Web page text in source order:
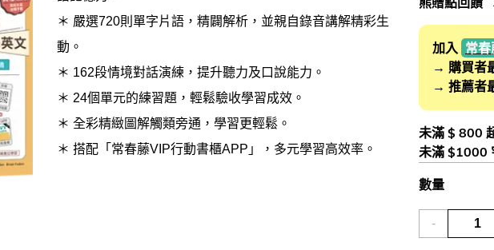
桌曆．月曆．行事曆
＊ 嚴選720則單字片語，精闢解析，並親自錄音講解精彩生
動。
＊ 162段情境對話演練，提升聽力及口說能力。
＊ 24個單元的練習題，輕鬆驗收學習成效。
＊ 全彩精緻圖解觸類旁通，學習更輕鬆。
＊ 搭配「常春藤VIP行動書櫃APP」，多元學習高效率。
加入 常
→ 購買者
→ 推薦者
未滿 $ 800
未滿 $1000
數量
-